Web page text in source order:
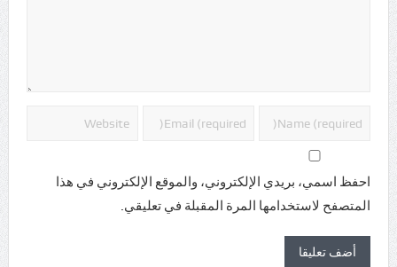
احفظ اسمي، بريدي الإلكتروني، والموقع الإلكتروني في هذا
المتصفح لاستخدامها المرة المقبلة في تعليقي.